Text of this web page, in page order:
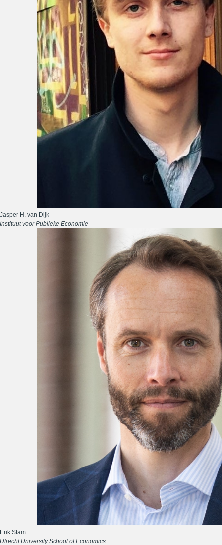
Jasper H. van Dijk
Instituut voor Publieke Economie
Erik Stam
Utrecht University School of Economics